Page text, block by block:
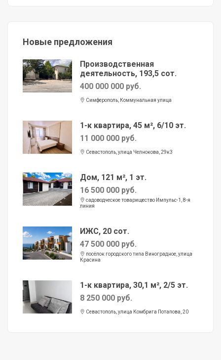
Новые предложения
Производственная
деятельность, 193,5 сот.
400 000 000 руб.
Симферополь, Коммунальная улица
1-к квартира, 45 м², 6/10 эт.
11 000 000 руб.
Севастополь, улица Челнокова, 29к3
Дом, 121 м², 1 эт.
16 500 000 руб.
садоводческое товарищество Импульс-1, 8-я
линия
ИЖС, 20 сот.
47 500 000 руб.
посёлок городского типа Виноградное, улица
Красина
1-к квартира, 30,1 м², 2/5 эт.
8 250 000 руб.
Севастополь, улица Комбрига Потапова, 20